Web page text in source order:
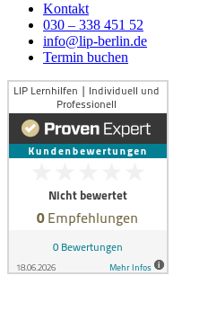
Kontakt
030 – 338 451 52
info@lip-berlin.de
Termin buchen